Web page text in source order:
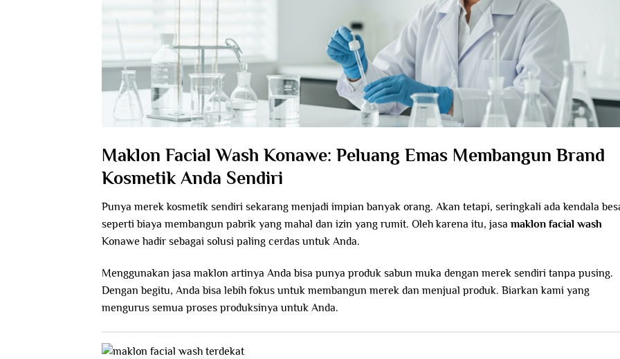
Maklon Facial Wash Konawe: Peluang Emas Membangun Brand
Kosmetik Anda Sendiri
Punya merek kosmetik sendiri sekarang menjadi impian banyak orang. Akan tetapi, seringkali ada kendala
seperti biaya membangun pabrik yang mahal dan izin yang rumit. Oleh karena itu, jasa maklon facial wash
Konawe hadir sebagai solusi paling cerdas untuk Anda.
Menggunakan jasa maklon artinya Anda bisa punya produk sabun muka dengan merek sendiri tanpa pusing.
Dengan begitu, Anda bisa lebih fokus untuk membangun merek dan menjual produk. Biarkan kami yang
mengurus semua proses produksinya untuk Anda.